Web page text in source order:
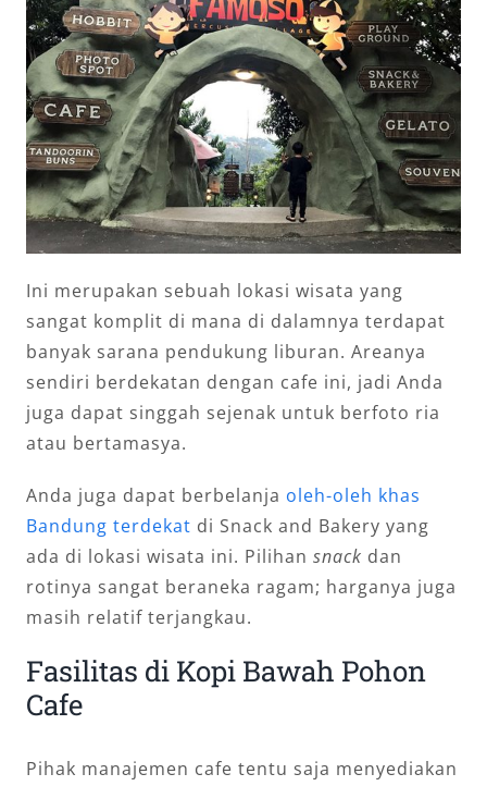
Ini merupakan sebuah lokasi wisata yang
sangat komplit di mana di dalamnya terdapat
banyak sarana pendukung liburan. Areanya
sendiri berdekatan dengan cafe ini, jadi Anda
juga dapat singgah sejenak untuk berfoto ria
atau bertamasya.
Anda juga dapat berbelanja oleh-oleh khas
Bandung terdekat di Snack and Bakery yang
ada di lokasi wisata ini. Pilihan snack dan
rotinya sangat beraneka ragam; harganya juga
masih relatif terjangkau.
Fasilitas di Kopi Bawah Pohon
Cafe
Pihak manajemen cafe tentu saja menyediakan